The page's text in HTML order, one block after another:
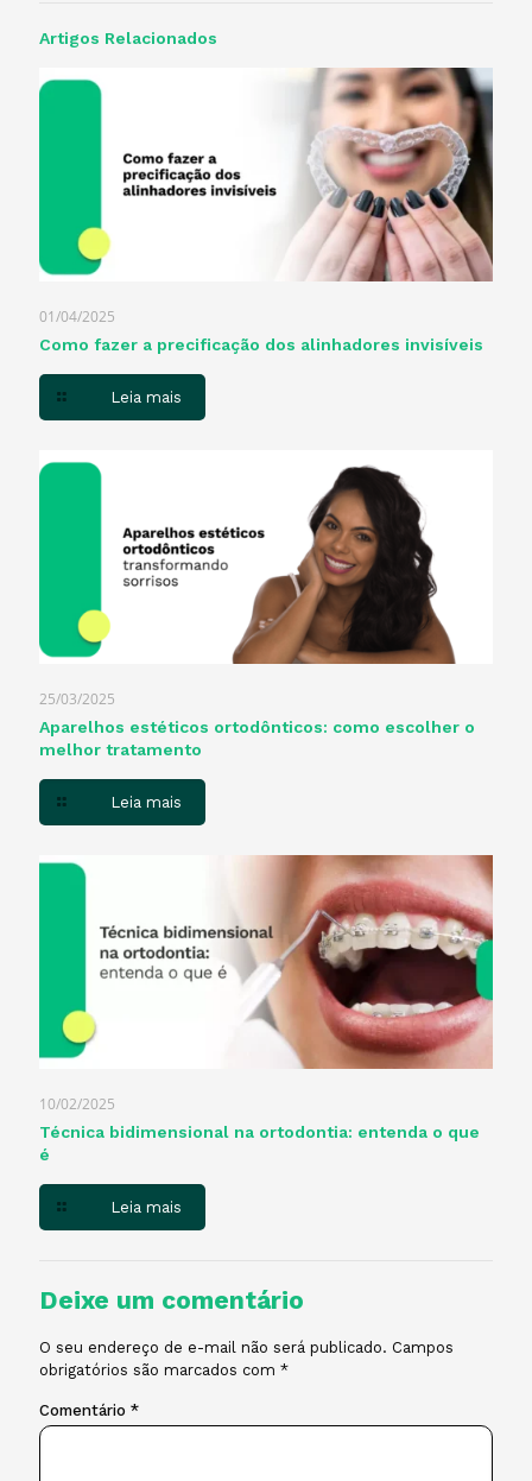
Artigos Relacionados
01/04/2025
Como fazer a precificação dos alinhadores invisíveis
Leia mais
25/03/2025
Aparelhos estéticos ortodônticos: como escolher o
melhor tratamento
Leia mais
10/02/2025
Técnica bidimensional na ortodontia: entenda o que
é
Leia mais
Deixe um comentário
O seu endereço de e-mail não será publicado. Campos
obrigatórios são marcados com *
Comentário *